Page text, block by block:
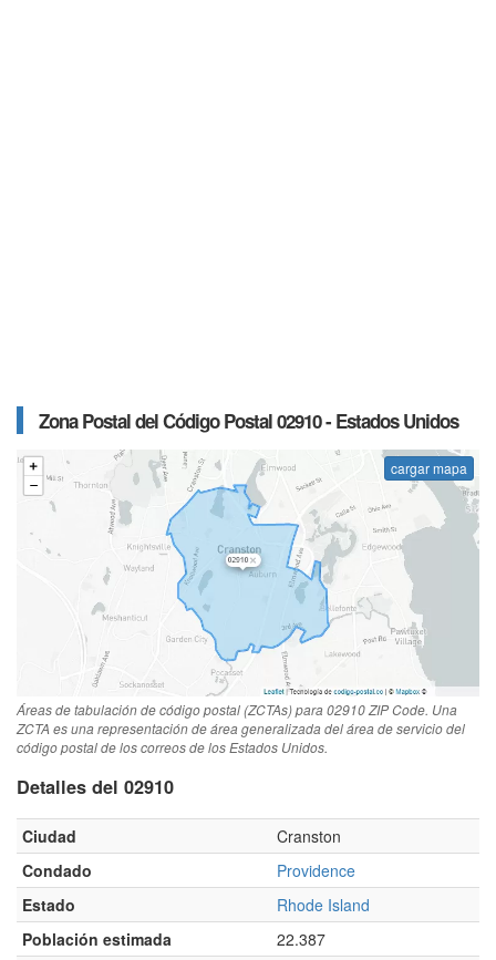
Zona Postal del Código Postal 02910 - Estados Unidos
cargar mapa
Áreas de tabulación de código postal (ZCTAs) para 02910 ZIP Code. Una
ZCTA es una representación de área generalizada del área de servicio del
código postal de los correos de los Estados Unidos.
Detalles del 02910
Ciudad
Cranston
Condado
Providence
Estado
Rhode Island
Población estimada
22.387